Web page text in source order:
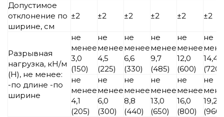
Допустимое
отклонение по
ширине, см
±2 ±2 ±2 ±2 ±2 ±2
Разрывная
нагрузка, кH/м
(Н), не менее:
-по длине -по
ширине
не
менее
3,0
(150)
не
менее
4,5
(225)
не
менее
6,6
(330)
не
менее
9,7
(485)
не
менее
12,0
(600)
не
14,4
(720)
не
менее
4,1
(205)
не
менее
6,0
(300)
не
менее
8,8
(440)
не
менее
13,0
(650)
не
менее
16,0
(800)
не
19,2
(960)